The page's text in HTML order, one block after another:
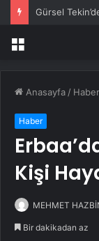
Menü
Anasayfa / Haber
Haber
Kişi
MEHMET
Bir dakikadan az